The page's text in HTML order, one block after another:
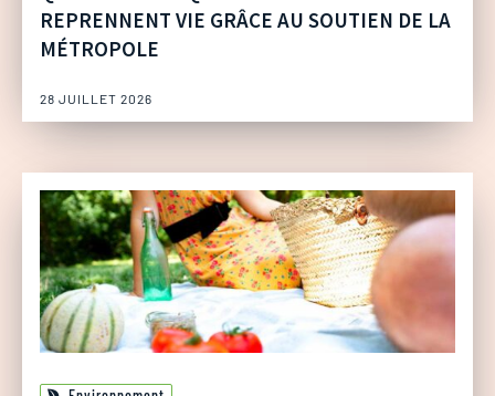
REPRENNENT VIE GRÂCE AU SOUTIEN DE LA
MÉTROPOLE
28 JUILLET 2026